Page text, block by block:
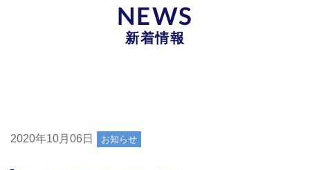
NEWS
新着情報
2020年10月06日 お知らせ